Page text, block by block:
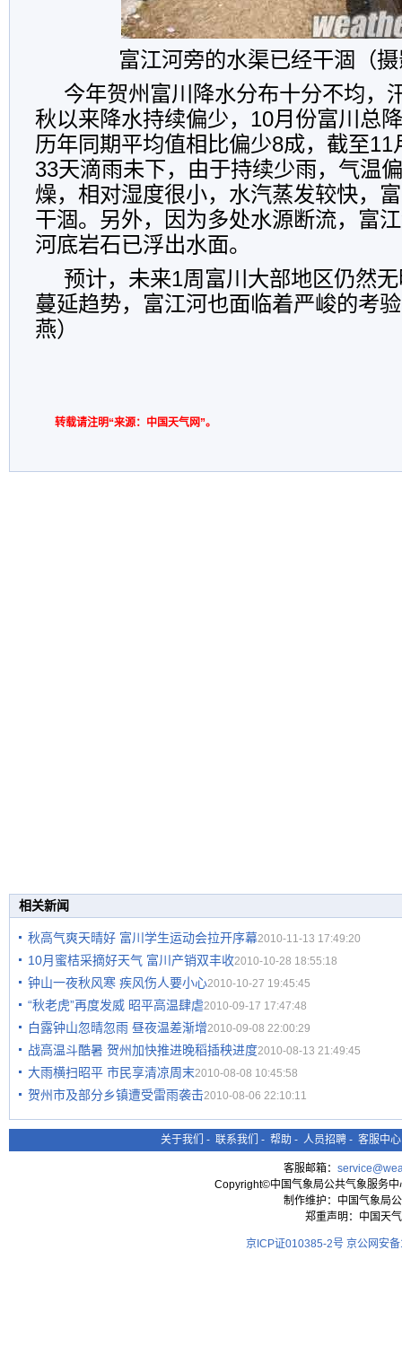
富江河旁的水渠已经干涸（
今年贺州富川降水分布十分不均，
秋以来降水持续偏少，10月份富川总
历年同期平均值相比偏少8成，截至11
33天滴雨未下，由于持续少雨，气温
燥，相对湿度很小，水汽蒸发较快，
干涸。另外，因为多处水源断流，富
河底岩石已浮出水面。
预计，未来1周富川大部地区仍然
蔓延趋势，富江河也面临着严峻的考
燕）
转载请注明“来源：中国天气网”。
相关新闻
秋高气爽天晴好 富川学生运动会拉开序幕2010-11-13 17:49:20
10月蜜桔采摘好天气 富川产销双丰收2010-10-28 18:55:18
钟山一夜秋风寒 疾风伤人要小心2010-10-27 19:45:45
“秋老虎”再度发威 昭平高温肆虐2010-09-17 17:47:48
白露钟山忽晴忽雨 昼夜温差渐增2010-09-08 22:00:29
战高温斗酷暑 贺州加快推进晚稻插秧进度2010-08-13 21:49:45
大雨横扫昭平 市民享清凉周末2010-08-08 10:45:58
贺州市及部分乡镇遭受雷雨袭击2010-08-06 22:10:11
关于我们 - 联系我们 - 帮助 - 人员招聘 - 客服中心
客服邮箱：
Copyright©中国气象局公共气象服务
制作维护：中国气象局
郑重声明：中国天
京ICP证010385-2号 京公网安